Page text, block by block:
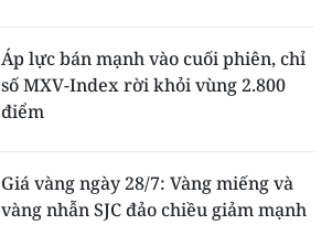
Áp lực bán mạnh vào cuối phiên, chỉ
số MXV-Index rời khỏi vùng 2.800
điểm
Giá vàng ngày 28/7: Vàng miếng và
vàng nhẫn SJC đảo chiều giảm mạnh